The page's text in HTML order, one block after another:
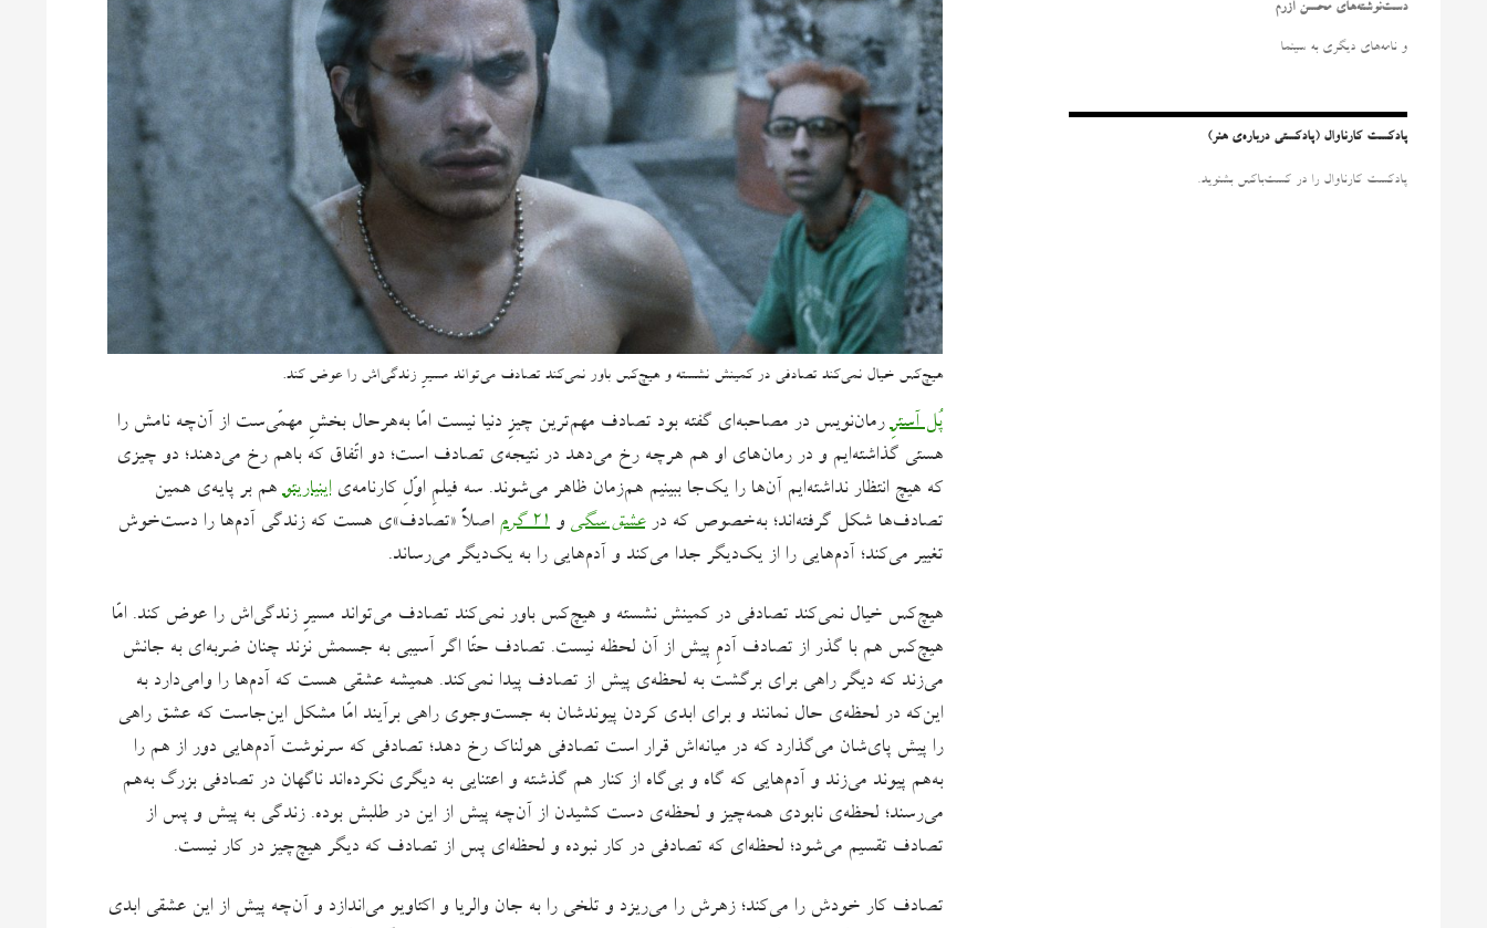
هیچ‌کس خیال نمی‌کند تصادفی در کمینش نشسته و هیچ‌کس باور نمی‌کند تصادف می‌‌تواند مسیرِ زندگی‌اش را عوض کند.
پُل آسترِ رمان‌نویس در مصاحبه‌ای گفته بود تصادف مهم‌ترین چیزِ دنیا نیست امّا به‌‌هرحال بخشِ مهمّی‌ست از آن‌چه نامش را
هستی گذاشته‌ایم و در رمان‌های او هم هرچه رخ می‌دهد در نتیجه‌ی تصادف است؛ دو اتّفاق که باهم رخ می‌دهند؛ دو چیزی
که هیچ‌ انتظار نداشته‌ایم آن‌ها را یک‌جا ببینیم هم‌زمان ظاهر می‌شوند. سه فیلمِ اوّلِ کارنامه‌یاینیاریتو هم بر پایه‌ی همین
تصادف‌ها شکل گرفته‌اند؛ به‌خصوص که درعشق سگی و ۲۱ گرم
اصلاً «تصادف»ی هست که زندگی آدم‌ها را دست‌خوش
تغییر می‌کند؛ آدم‌هایی را از یک‌دیگر جدا می‌کند و آدم‌هایی را به یک‌دیگر می‌رساند.
هیچ‌کس خیال نمی‌کند تصادفی در کمینش نشسته و هیچ‌کس باور نمی‌کند تصادف می‌‌تواند مسیرِ زندگی‌اش را عوض کند. امّا
هیچ‌کس هم با گذر از تصادف آدمِ پیش از آن لحظه نیست. تصادف حتّا اگر آسیبی به جسمش نزند چنان ضربه‌ای به جانش
می‌زند که دیگر راهی برای برگشت به لحظه‌ی پیش از تصادف پیدا نمی‌کند. همیشه عشقی هست که آدم‌ها را وامی‌دارد به
این‌که در لحظه‌ی حال نمانند و برای ابدی کردن پیوندشان به جست‌وجوی راهی برآیند امّا مشکل این‌‌جاست که عشق راهی
را پیش پای‌شان می‌‌گذارد که در میانه‌اش قرار است تصادفی هولناک رخ دهد؛ تصادفی که سرنوشت آدم‌هایی دور از هم را
به‌هم پیوند می‌زند و آدم‌هایی که گاه و بی‌گاه از کنار هم گذشته و اعتنایی به دیگری نکرده‌اند ناگهان در تصادفی بزرگ به‌هم
می‌رسند؛ لحظه‌ی نابودی همه‌چیز و لحظه‌ی دست کشیدن از آن‌چه پیش از این در طلبش بوده. زندگی به پیش و پس از
تصادف تقسیم می‌شود؛ لحظه‌ای که تصادفی در کار نبوده و لحظه‌ای پس از تصادف که دیگر هیچ‌چیز در کار نیست.
تصادف کار خودش را می‌کند؛ زهرش را می‌ریزد و تلخی را به جان والریا و اکتاویو می‌اندازد و آن‌چه پیش از این عشقی ابدی
و
ر
دست‌نوشته‌های محسن آزرم
و نامه‌‌های دیگری به سینما
پادکست کارناوال (پادکستی درباره‌ی هنر)
پادکست کارناوال را در کست‌باکس بشنوید.